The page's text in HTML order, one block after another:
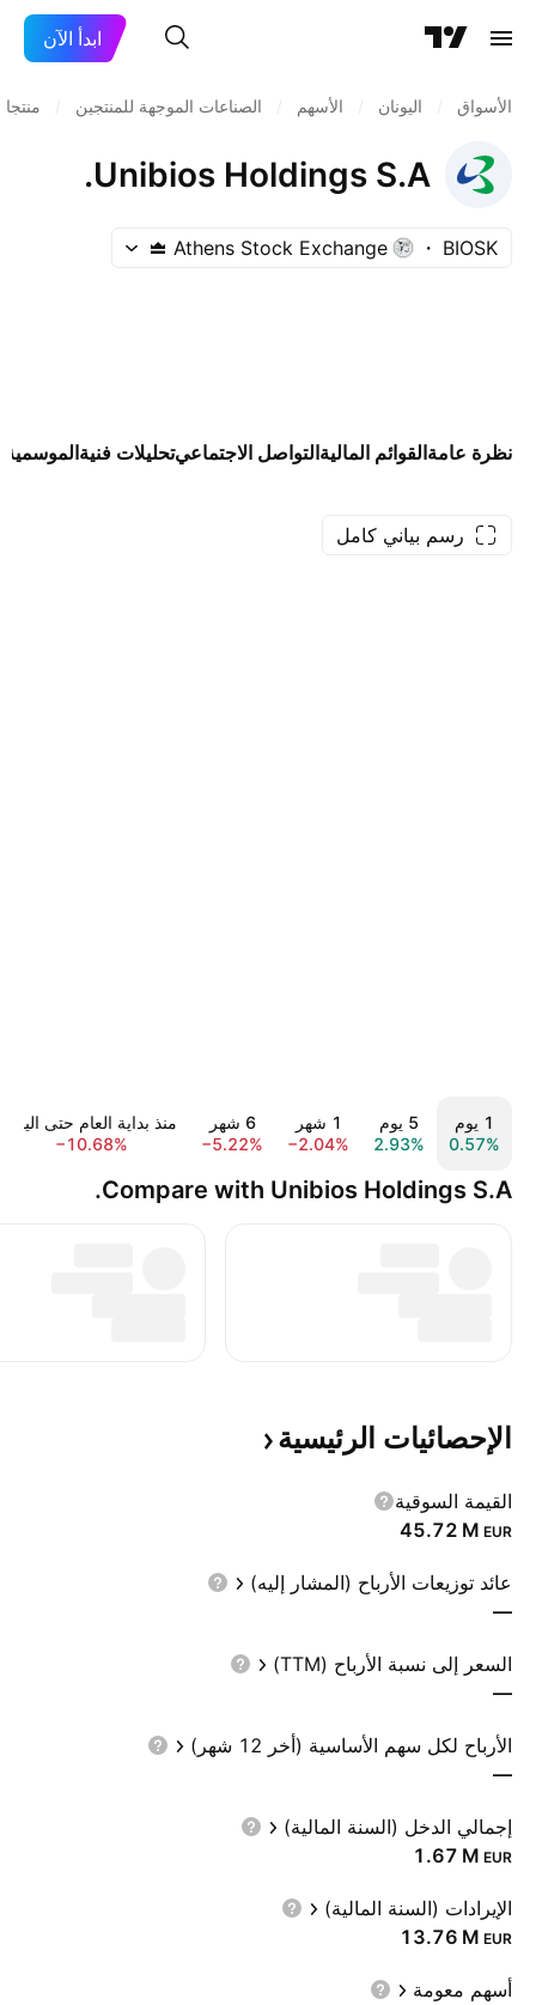
ابدأ الآن
الأسواق اليونان الأسهم الصناعات الموجهة للمنتجين
Unibios Holdings S.A.
BIOSK
Athens Stock Exchange
نظرة عامةالقوائم الماليةالتواصل الاجتماعيتحليلات فنيةالموسمية
رسم بياني كامل
‎‎1‎ يوم
0.57%
‎‎5‎ يوم
2.93%
‎1‎ شهر
−2.04%
‎6‎ شهر
−5.22%
منذ بداية العام حتى اليوم
−10.68%
Compare with Unibios Holdings S.A.
الإحصائيات الرئيسية
القيمة السوقية
‪45.72 M‬ EUR
عائد توزيعات الأرباح (المشار إليه)
—
السعر إلى نسبة الأرباح (TTM)
—
الأرباح لكل سهم الأساسية (أخر 12 شهر)
—
إجمالي الدخل (السنة المالية)
‪1.67 M‬ EUR
الإيرادات (السنة المالية)
‪13.76 M‬ EUR
أسهم معومة